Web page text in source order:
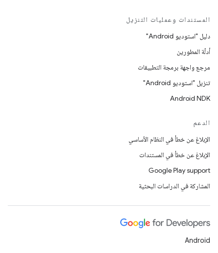
المستندات وعمليات التنزيل
دليل "استوديو Android"
أدلّة المطورين
مرجع واجهة برمجة التطبيقات
تنزيل "استوديو Android"
Android NDK
الدعم
الإبلاغ عن خطأ في النظام الأساسي
الإبلاغ عن خطأ في المستندات
Google Play support
المشاركة في الدراسات البحثية
Android